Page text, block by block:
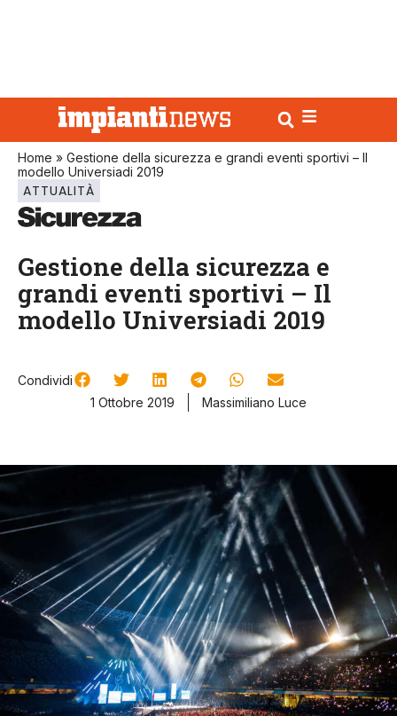
Home » Gestione della sicurezza e grandi eventi sportivi – Il
modello Universiadi 2019
ATTUALITÀ
Gestione della sicurezza e
grandi eventi sportivi – Il
modello Universiadi 2019
Condividi
1 Ottobre 2019
Massimiliano Luce